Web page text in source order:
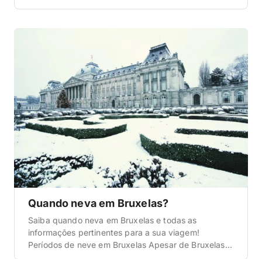
estrelas clássicos pertinho da Grand Place,
opção pra todo perfil — do viajante que quer […]
Quando neva em Bruxelas?
Saiba quando neva em Bruxelas e todas as
informações pertinentes para a sua viagem!
Períodos de neve em Bruxelas Apesar de Bruxelas